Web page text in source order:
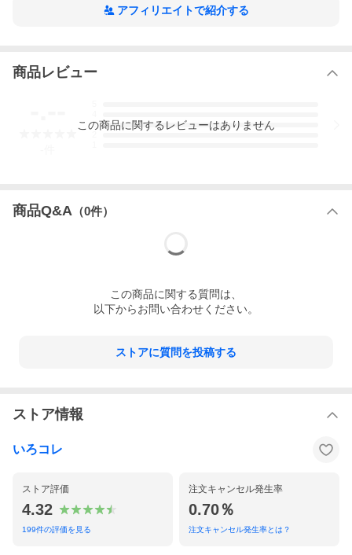
深みをもつ秘伝の黒しょう油が口の中で弾けるようなジャンクな
商品内容（入っているもの）
レ（濃口しょう油、再仕込みしょう油、砂糖、食塩、ゼラチン/発
酵調味料、酒精、カラメル色素、調味料（アミノ酸等）麺（小麦
原材料表記枠内に記載（商品発送日より40日間）
アフィリエイトで紹介する
商品レビュー
3
この商品に関するレビューはありません
商品Q&A （0件）
この商品に関する質問は、
以下からお問い合わせください。
ストアに質問を投稿する
ストア情報
いろコレ
ストア評価
4.32
199件の評価を見る
注文キャンセル発生率
0.70％
注文キャンセル発生率とは？